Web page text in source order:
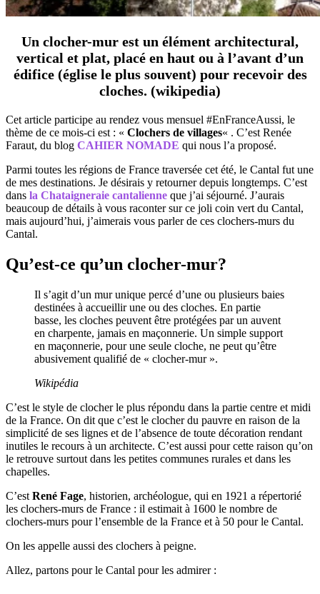
Un clocher-mur est un élément architectural,
vertical et plat, placé en haut ou à l’avant d’un
édifice (église le plus souvent) pour recevoir des
cloches. (wikipedia)
Cet article participe au rendez vous mensuel #EnFranceAussi, le
thème de ce mois-ci est : « Clochers de villages« . C’est Renée
Faraut, du blog CAHIER NOMADE qui nous l’a proposé.
Parmi toutes les régions de France traversée cet été, le Cantal fut une
de mes destinations. Je désirais y retourner depuis longtemps. C’est
dans la Chataigneraie cantalienne que j’ai séjourné. J’aurais
beaucoup de détails à vous raconter sur ce joli coin vert du Cantal,
mais aujourd’hui, j’aimerais vous parler de ces clochers-murs du
Cantal.
Qu’est-ce qu’un clocher-mur?
Il s’agit d’un mur unique percé d’une ou plusieurs baies
destinées à accueillir une ou des cloches. En partie
basse, les cloches peuvent être protégées par un auvent
en charpente, jamais en maçonnerie. Un simple support
en maçonnerie, pour une seule cloche, ne peut qu’être
abusivement qualifié de « clocher-mur ».
Wikipédia
C’est le style de clocher le plus répondu dans la partie centre et midi
de la France. On dit que c’est le clocher du pauvre en raison de la
simplicité de ses lignes et de l’absence de toute décoration rendant
inutiles le recours à un architecte. C’est aussi pour cette raison qu’on
le retrouve surtout dans les petites communes rurales et dans les
chapelles.
C’est René Fage, historien, archéologue, qui en 1921 a répertorié
les clochers-murs de France : il estimait à 1600 le nombre de
clochers-murs pour l’ensemble de la France et à 50 pour le Cantal.
On les appelle aussi des clochers à peigne.
Allez, partons pour le Cantal pour les admirer :